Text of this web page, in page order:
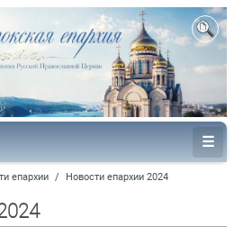
епархии / Новости епархии 2024